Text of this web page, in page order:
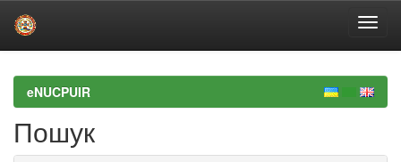
navigationeNUCPUIR
Пошук